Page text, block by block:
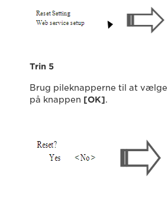
Trin 5
Brug pileknapperne til at vælge
på knappen [OK].